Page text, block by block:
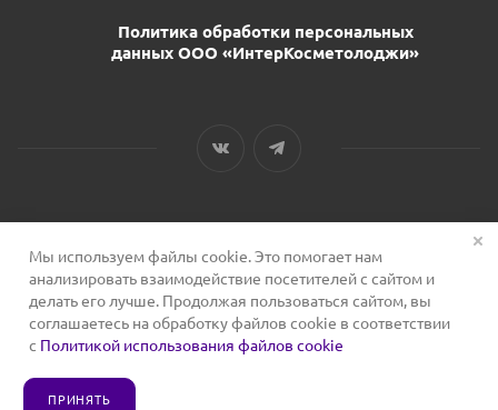
Политика обработки персональных
данных ООО «ИнтерКосметолоджи»
2026 © Сервис для косметологов
Мы используем файлы cookie. Это помогает нам
анализировать взаимодействие посетителей с сайтом и
делать его лучше. Продолжая пользоваться сайтом, вы
соглашаетесь на обработку файлов cookie в соответствии
с Политикой использования файлов cookie
ПРИНЯТЬ